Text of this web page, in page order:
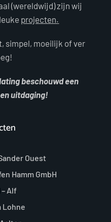
(wereldwijd) zijn wij
projecten.
simpel, moeilijk of ver
beschouwd een
uitdaging!
Ouest
Hamm GmbH
– Alf
Lohne